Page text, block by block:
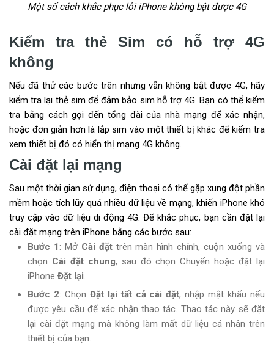
Một số cách khắc phục lỗi iPhone không bật được 4G
Kiểm tra thẻ Sim có hỗ trợ 4G
không
Nếu đã thử các bước trên nhưng vẫn không bật được 4G, hãy
kiểm tra lại thẻ sim để đảm bảo sim hỗ trợ 4G. Bạn có thể kiểm
tra bằng cách gọi đến tổng đài của nhà mạng để xác nhận,
hoặc đơn giản hơn là lắp sim vào một thiết bị khác để kiểm tra
xem thiết bị đó có hiển thị mạng 4G không.
Cài đặt lại mạng
Sau một thời gian sử dụng, điện thoại có thể gặp xung đột phần
mềm hoặc tích lũy quá nhiều dữ liệu về mạng, khiến iPhone khó
truy cập vào dữ liệu di động 4G. Để khắc phục, bạn cần đặt lại
cài đặt mạng trên iPhone bằng các bước sau:
Bước 1 : Mở Cài đặttrên màn hình chính, cuộn xuống và
chọn Cài đặt chung, sau đó chọn Chuyển hoặc đặt lại
iPhone Đặt lại.
Bước 2: Chọn Đặt lại tất cả cài đặt, nhập mật khẩu nếu
được yêu cầu để xác nhận thao tác. Thao tác này sẽ đặt
lại cài đặt mạng mà không làm mất dữ liệu cá nhân trên
thiết bị của bạn.